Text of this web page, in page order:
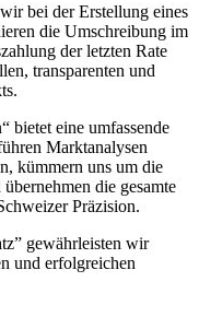
bei der Erstellung eines
die Umschreibung im
der letzten Rate
transparenten und
bietet eine umfassende
Marktanalysen
kümmern uns um die
die gesamte
Präzision.
gewährleisten wir
und erfolgreichen